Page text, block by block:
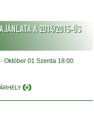
A 2014/2015-ÖS
- Október 01 Szerda 18:00